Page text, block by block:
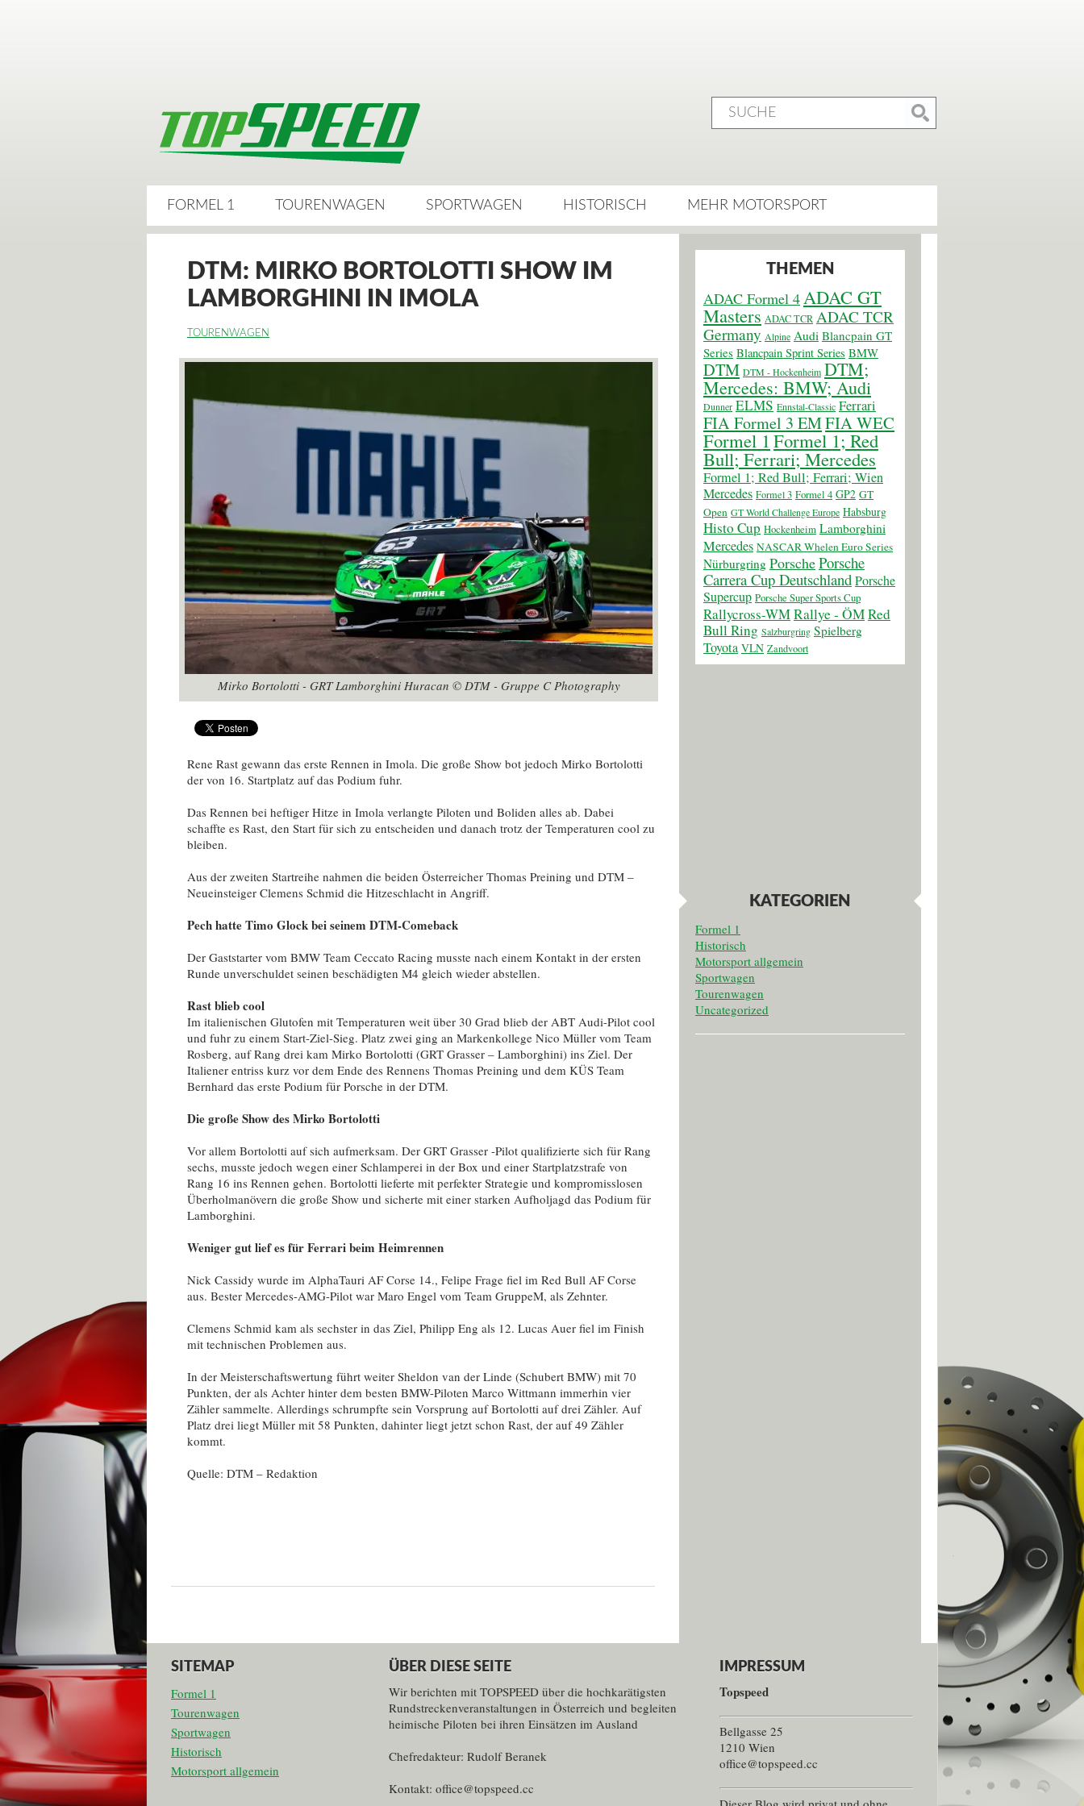
FORMEL 1 TOURENWAGEN SPORTWAGEN HISTORISCH MEHR MOTORSPORT
DTM: MIRKO BORTOLOTTI SHOW IM
LAMBORGHINI IN IMOLA
TOURENWAGEN
Mirko Bortolotti - GRT Lamborghini Huracan © DTM - Gruppe C Photography
Rene Rast gewann das erste Rennen in Imola. Die große Show bot jedoch Mirko Bortolotti
der von 16. Startplatz auf das Podium fuhr.
Das Rennen bei heftiger Hitze in Imola verlangte Piloten und Boliden alles ab. Dabei
schaffte es Rast, den Start für sich zu entscheiden und danach trotz der Temperaturen cool zu
bleiben.
Aus der zweiten Startreihe nahmen die beiden Österreicher Thomas Preining und DTM –
Neueinsteiger Clemens Schmid die Hitzeschlacht in Angriff.
Pech hatte Timo Glock bei seinem DTM-Comeback
Der Gaststarter vom BMW Team Ceccato Racing musste nach einem Kontakt in der ersten
Runde unverschuldet seinen beschädigten M4 gleich wieder abstellen.
Rast blieb cool
Im italienischen Glutofen mit Temperaturen weit über 30 Grad blieb der ABT Audi-Pilot cool
und fuhr zu einem Start-Ziel-Sieg. Platz zwei ging an Markenkollege Nico Müller vom Team
Rosberg, auf Rang drei kam Mirko Bortolotti (GRT Grasser – Lamborghini) ins Ziel. Der
Italiener entriss kurz vor dem Ende des Rennens Thomas Preining und dem KÜS Team
Bernhard das erste Podium für Porsche in der DTM.
Die große Show des Mirko Bortolotti
Vor allem Bortolotti auf sich aufmerksam. Der GRT Grasser -Pilot qualifizierte sich für Rang
sechs, musste jedoch wegen einer Schlamperei in der Box und einer Startplatzstrafe von
Rang 16 ins Rennen gehen. Bortolotti lieferte mit perfekter Strategie und kompromisslosen
Überholmanövern die große Show und sicherte mit einer starken Aufholjagd das Podium für
Lamborghini.
Weniger gut lief es für Ferrari beim Heimrennen
Nick Cassidy wurde im AlphaTauri AF Corse 14., Felipe Frage fiel im Red Bull AF Corse
aus. Bester Mercedes-AMG-Pilot war Maro Engel vom Team GruppeM, als Zehnter.
Clemens Schmid kam als sechster in das Ziel, Philipp Eng als 12. Lucas Auer fiel im Finish
mit technischen Problemen aus.
In der Meisterschaftswertung führt weiter Sheldon van der Linde (Schubert BMW) mit 70
Punkten, der als Achter hinter dem besten BMW-Piloten Marco Wittmann immerhin vier
Zähler sammelte. Allerdings schrumpfte sein Vorsprung auf Bortolotti auf drei Zähler. Auf
Platz drei liegt Müller mit 58 Punkten, dahinter liegt jetzt schon Rast, der auf 49 Zähler
kommt.
Quelle: DTM – Redaktion
THEMEN
ADAC Formel 4ADAC GT
Masters ADAC TCR ADAC TCR
Germany Alpine Audi Blancpain GT
Series Blancpain Sprint Series BMW
DTM DTM - Hockenheim DTM;
Mercedes: BMW; Audi
Dunner ELMS Ennstal-Classic Ferrari
FIA Formel 3 EMFIA WEC
Formel 1Formel 1; Red
Bull; Ferrari; Mercedes
Formel 1; Red Bull; Ferrari; Wien
Mercedes Formel 3 Formel 4 GP2 GT
Open GT World Challenge Europe Habsburg
Histo Cup Hockenheim Lamborghini
Mercedes NASCAR Whelen Euro Series
Nürburgring PorschePorsche
Carrera Cup DeutschlandPorsche
Supercup Porsche Super Sports Cup
Rallycross-WMRallye - ÖMRed
Bull Ring Salzburgring Spielberg
Toyota VLN Zandvoort
KATEGORIEN
Formel 1
Historisch
Motorsport allgemein
Sportwagen
Tourenwagen
Uncategorized
SITEMAP
Formel 1
Tourenwagen
Sportwagen
Historisch
Motorsport allgemein
ÜBER DIESE SEITE
Wir berichten mit TOPSPEED über die hochkarätigsten
Rundstreckenveranstaltungen in Österreich und begleiten
heimische Piloten bei ihren Einsätzen im Ausland
Chefredakteur: Rudolf Beranek
Kontakt: office@topspeed.cc
IMPRESSUM
Topspeed
Bellgasse 25
1210 Wien
office@topspeed.cc